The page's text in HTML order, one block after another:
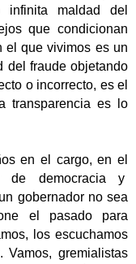
maldad del
que condicionan
el que vivimos es un
del fraude objetando
o incorrecto, es el
transparencia es lo
en el cargo, en el
de democracia y
gobernador no sea
el pasado para
los escuchamos
Vamos, gremialistas